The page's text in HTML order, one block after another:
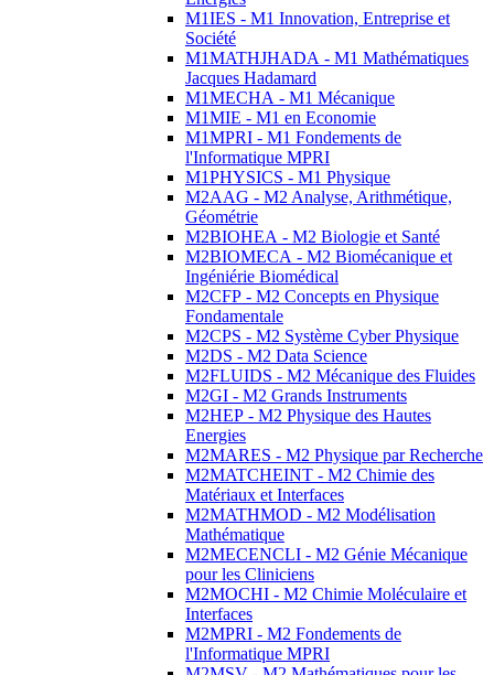
M1IES - M1 Innovation, Entreprise et
Société
M1MATHJHADA - M1 Mathématiques
Jacques Hadamard
M1MECHA - M1 Mécanique
M1MIE - M1 en Economie
M1MPRI - M1 Fondements de
l'Informatique MPRI
M1PHYSICS - M1 Physique
M2AAG - M2 Analyse, Arithmétique,
Géométrie
M2BIOHEA - M2 Biologie et Santé
M2BIOMECA - M2 Biomécanique et
Ingéniérie Biomédical
M2CFP - M2 Concepts en Physique
Fondamentale
M2CPS - M2 Système Cyber Physique
M2DS - M2 Data Science
M2FLUIDS - M2 Mécanique des Fluides
M2GI - M2 Grands Instruments
M2HEP - M2 Physique des Hautes
Energies
M2MARES - M2 Physique par Recherche
M2MATCHEINT - M2 Chimie des
Matériaux et Interfaces
M2MATHMOD - M2 Modélisation
Mathématique
M2MECENCLI - M2 Génie Mécanique
pour les Cliniciens
M2MOCHI - M2 Chimie Moléculaire et
Interfaces
M2MPRI - M2 Fondements de
l'Informatique MPRI